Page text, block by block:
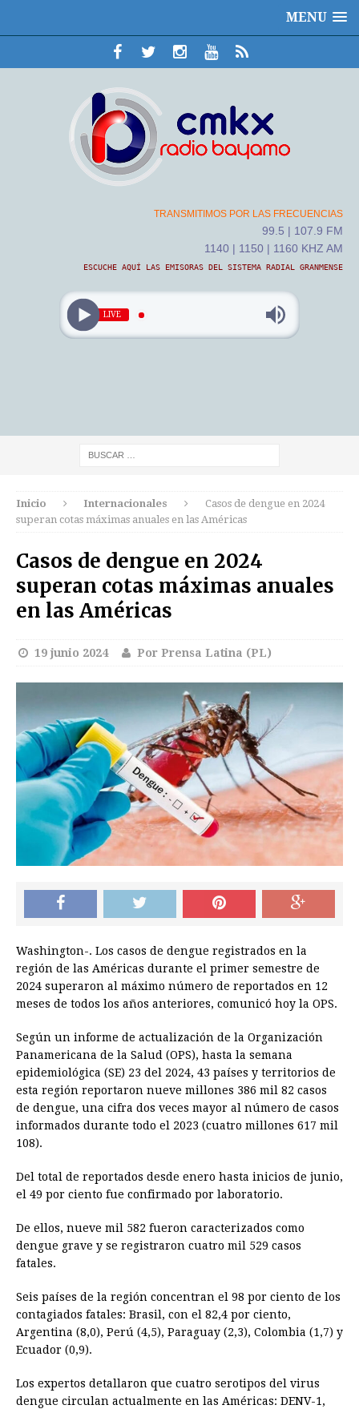
MENU
TRANSMITIMOS POR LAS FRECUENCIAS
99.5 | 107.9 FM
1140 | 1150 | 1160 KHZ AM
ESCUCHE AQUÍ LAS EMISORAS DEL SISTEMA RADIAL GRANMENSE
LIVE
Inicio Internacionales
Casos de dengue en 2024
superan cotas máximas anuales en las Américas
Casos de dengue en 2024
superan cotas máximas anuales
en las Américas
19 junio 2024 Por Prensa Latina (PL)
Washington-. Los casos de dengue registrados en la
región de las Américas durante el primer semestre de
2024 superaron al máximo número de reportados en 12
meses de todos los años anteriores, comunicó hoy la OPS.
Según un informe de actualización de la Organización
Panamericana de la Salud (OPS), hasta la semana
epidemiológica (SE) 23 del 2024, 43 países y territorios de
esta región reportaron nueve millones 386 mil 82 casos
de dengue, una cifra dos veces mayor al número de casos
informados durante todo el 2023 (cuatro millones 617 mil
108).
Del total de reportados desde enero hasta inicios de junio,
el 49 por ciento fue confirmado por laboratorio.
De ellos, nueve mil 582 fueron caracterizados como
dengue grave y se registraron cuatro mil 529 casos
fatales.
Seis países de la región concentran el 98 por ciento de los
contagiados fatales: Brasil, con el 82,4 por ciento,
Argentina (8,0), Perú (4,5), Paraguay (2,3), Colombia (1,7) y
Ecuador (0,9).
Los expertos detallaron que cuatro serotipos del virus
dengue circulan actualmente en las Américas: DENV-1,